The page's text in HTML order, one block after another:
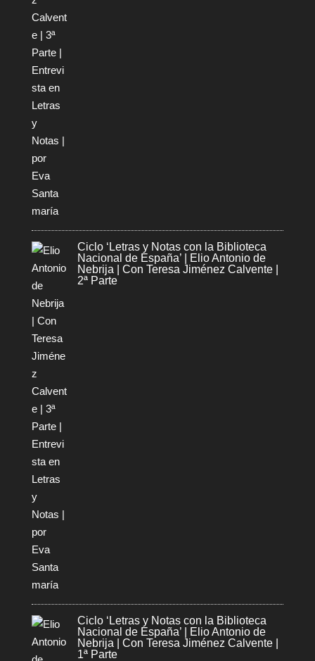
Ciclo ‘Letras y Notas con la Biblioteca
Nacional de España’ | Elio Antonio de
Nebrija | Con Teresa Jiménez Calvente |
2ª Parte
Ciclo ‘Letras y Notas con la Biblioteca
Nacional de España’ | Elio Antonio de
Nebrija | Con Teresa Jiménez Calvente |
1ª Parte